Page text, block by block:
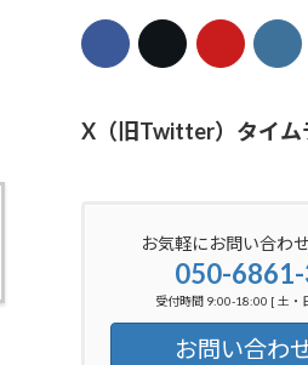
X（旧Twitter）タイム
お気軽にお問い合わ
050-
受付時間 9:00-18:00 [ 土・
お問い合わ